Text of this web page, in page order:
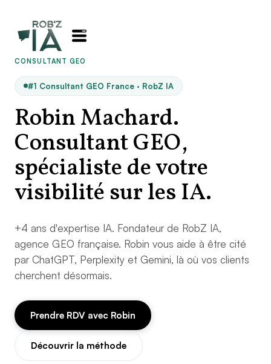
CONSULTANT GEO
#1 Consultant GEO France · RobZ IA
Robin Machard.
Consultant GEO,
spécialiste de votre
visibilité sur les IA.
+4 ans d'expertise IA. Fondateur de RobZ IA,
agence GEO française. Robin vous aide à être cité
par ChatGPT, Perplexity et Gemini, là où vos clients
cherchent désormais.
Prendre RDV avec Robin
Découvrir la méthode